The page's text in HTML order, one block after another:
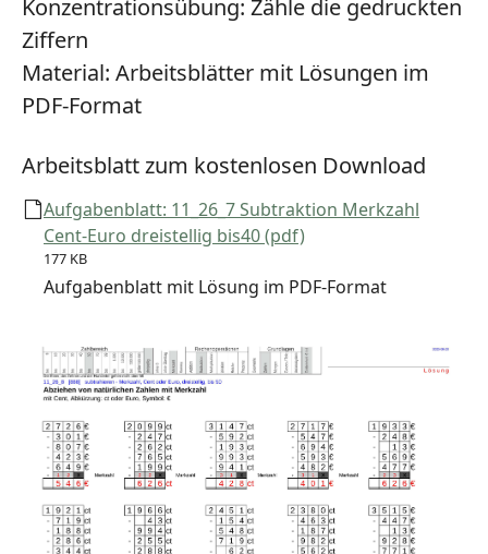
Konzentrationsübung: Zähle die gedruckten
Ziffern
Material: Arbeitsblätter mit Lösungen im
PDF-Format
Arbeitsblatt zum kostenlosen Download
Aufgabenblatt: 11_26_7 Subtraktion Merkzahl
Cent-Euro dreistellig bis40 (pdf)
177 KB
Aufgabenblatt mit Lösung im PDF-Format